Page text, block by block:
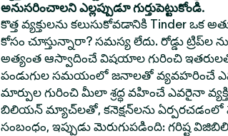
అనుసరించాలని ఎల్లప్పుడూ గుర్తుపెట్టుకోండి.
కొత్త వ్యక్తులను కలుసుకోవడానికి Tinder ఒక
కోసం చూస్తున్నారా? సమస్య లేదు. రోడ్డు ట్రిప్‌ల
అత్యంత ఆస్వాదించే విషయాల గురించి
పండుగుల సమయంలో జనాలతో వ్యవహరించే
మార్పుల గురించి మీలా శ్రద్ధ వహించే ఎవరైనా
బిలియన్ మ్యాచ్‌లతో, కనెక్షన్‌లను
సంబంధం, ఇప్పుడు మెరుగుపడింది: గరిష్ట